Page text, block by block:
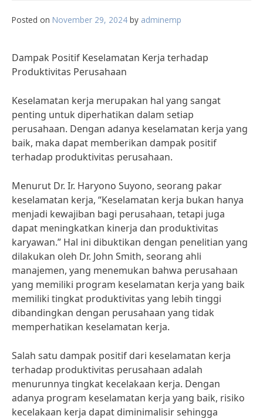
Posted on November 29, 2024 by adminemp
Dampak Positif Keselamatan Kerja terhadap
Produktivitas Perusahaan
Keselamatan kerja merupakan hal yang sangat
penting untuk diperhatikan dalam setiap
perusahaan. Dengan adanya keselamatan kerja yang
baik, maka dapat memberikan dampak positif
terhadap produktivitas perusahaan.
Menurut Dr. Ir. Haryono Suyono, seorang pakar
keselamatan kerja, “Keselamatan kerja bukan hanya
menjadi kewajiban bagi perusahaan, tetapi juga
dapat meningkatkan kinerja dan produktivitas
karyawan.” Hal ini dibuktikan dengan penelitian yang
dilakukan oleh Dr. John Smith, seorang ahli
manajemen, yang menemukan bahwa perusahaan
yang memiliki program keselamatan kerja yang baik
memiliki tingkat produktivitas yang lebih tinggi
dibandingkan dengan perusahaan yang tidak
memperhatikan keselamatan kerja.
Salah satu dampak positif dari keselamatan kerja
terhadap produktivitas perusahaan adalah
menurunnya tingkat kecelakaan kerja. Dengan
adanya program keselamatan kerja yang baik, risiko
kecelakaan kerja dapat diminimalisir sehingga